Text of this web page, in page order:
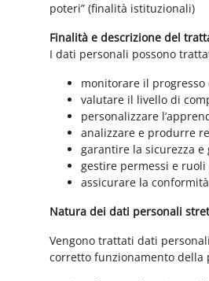
poteri” (finalità istituzionali)
Finalità e descrizione del
I dati personali possono
monitorare il
valutare il livello di
personalizzare
analizzare e produrre
garantire la sicurezza e
gestire permessi e
assicurare la
Natura dei dati personali
Vengono trattati dati
corretto funzionamento della